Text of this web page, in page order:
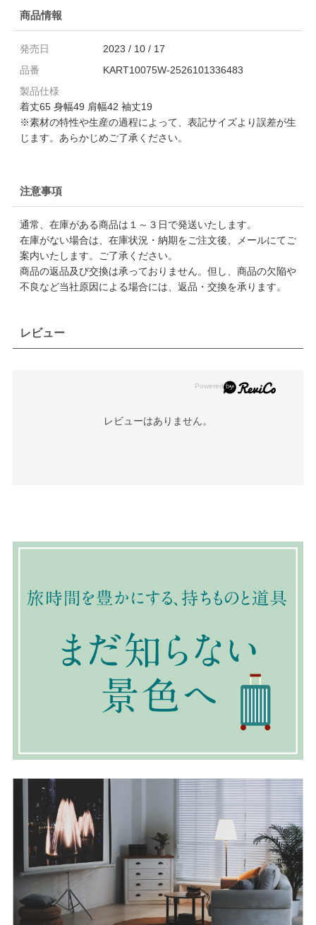
商品情報
発売日
2023 / 10 / 17
品番
KART10075W-2526101336483
製品仕様
着丈65 身幅49 肩幅42 袖丈19
※素材の特性や生産の過程によって、表記サイズより誤差が生
じます。あらかじめご了承ください。
注意事項
通常、在庫がある商品は１～３日で発送いたします。
在庫がない場合は、在庫状況・納期をご注文後、メールにてご
案内いたします。ご了承ください。
商品の返品及び交換は承っておりません。但し、商品の欠陥や
不良など当社原因による場合には、返品・交換を承ります。
レビュー
レビューはありません。